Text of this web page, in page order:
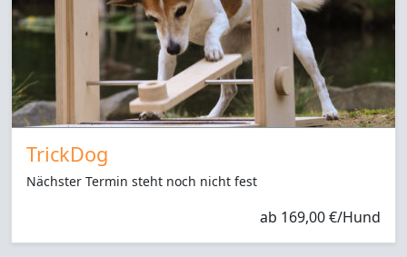
TrickDog
Nächster Termin steht noch nicht fest
ab 169,00 €/Hund